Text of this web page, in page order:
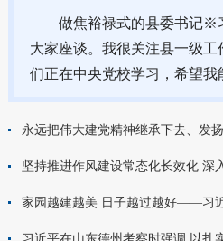
做焦裕禄式的县委书记※
大家座谈。我很关注县一级
们正在中央党校学习，希望我
见面，还要坐下来谈谈，听听
法。大家...